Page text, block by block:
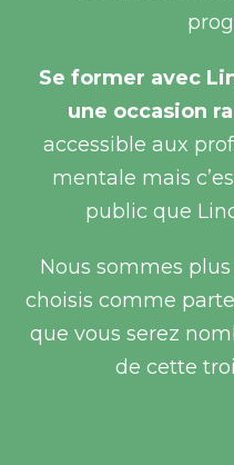
Se former avec
une occasion
accessible aux
mentale mais
public que
Nous sommes plus
choisis comme
que vous serez
de cette